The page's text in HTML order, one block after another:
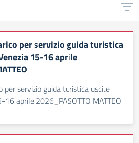
per servizio guida turistica
15-16 aprile
per servizio guida turistica uscite
aprile 2026_PASOTTO MATTEO